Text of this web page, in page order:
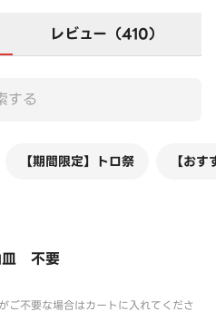
レビュー（410）
【期間限定】トロ祭 【お
皿 不要
ご不要な場合はカートに入れてくださ